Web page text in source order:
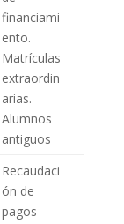
financiami
ento.
Matrículas
extraordin
arias.
Alumnos
antiguos
Recaudaci
ón de
pagos